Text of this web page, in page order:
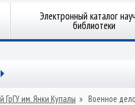
Электронный каталог
библиотеки
ГрГУ им. Янки Купалы » Военное